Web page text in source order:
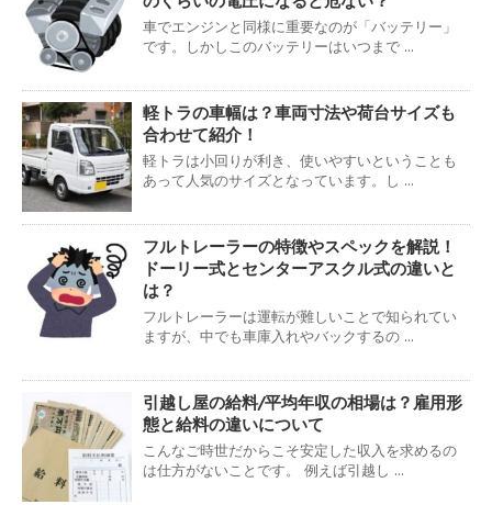
車でエンジンと同様に重要なのが「バッテリー」
です。しかしこのバッテリーはいつまで ...
軽トラの車幅は？車両寸法や荷台サイズも
合わせて紹介！
軽トラは小回りが利き、使いやすいということも
あって人気のサイズとなっています。し ...
フルトレーラーの特徴やスペックを解説！
ドーリー式とセンターアスクル式の違いと
は？
フルトレーラーは運転が難しいことで知られてい
ますが、中でも車庫入れやバックするの ...
引越し屋の給料/平均年収の相場は？雇用形
態と給料の違いについて
こんなご時世だからこそ安定した収入を求めるの
は仕方がないことです。 例えば引越し ...